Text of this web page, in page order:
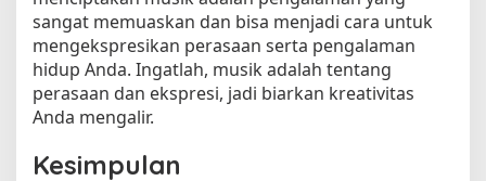
sangat memuaskan dan bisa menjadi cara untuk
mengekspresikan perasaan serta pengalaman
hidup Anda. Ingatlah, musik adalah tentang
perasaan dan ekspresi, jadi biarkan kreativitas
Anda mengalir.
Kesimpulan